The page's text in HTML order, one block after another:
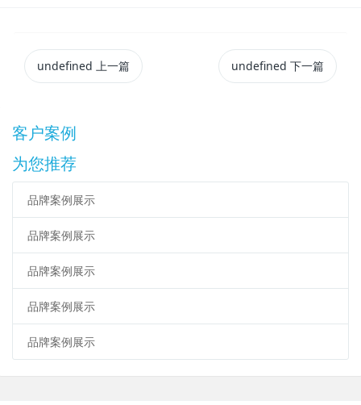
undefined 上一篇 undefined 下一篇
客户案例
为您推荐
品牌案例展示
品牌案例展示
品牌案例展示
品牌案例展示
品牌案例展示